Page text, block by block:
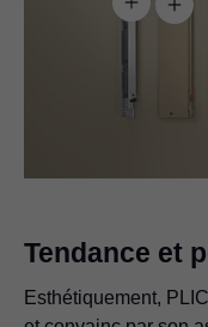
Tendance et
Esthétiquement,